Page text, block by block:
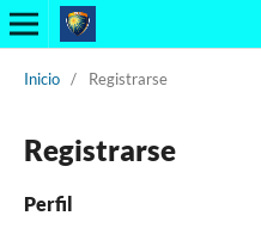
Inicio / Registrarse
Registrarse
Perfil